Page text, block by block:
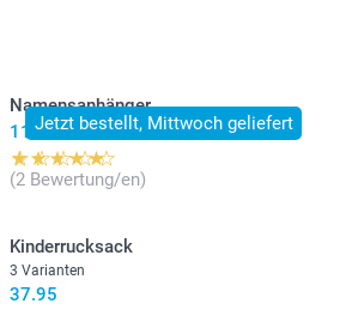
Jetzt bestellt, Mittwoch geliefert
Namensanhänger
11.95
(2 Bewertung/en)
Kinderrucksack
3 Varianten
37.95